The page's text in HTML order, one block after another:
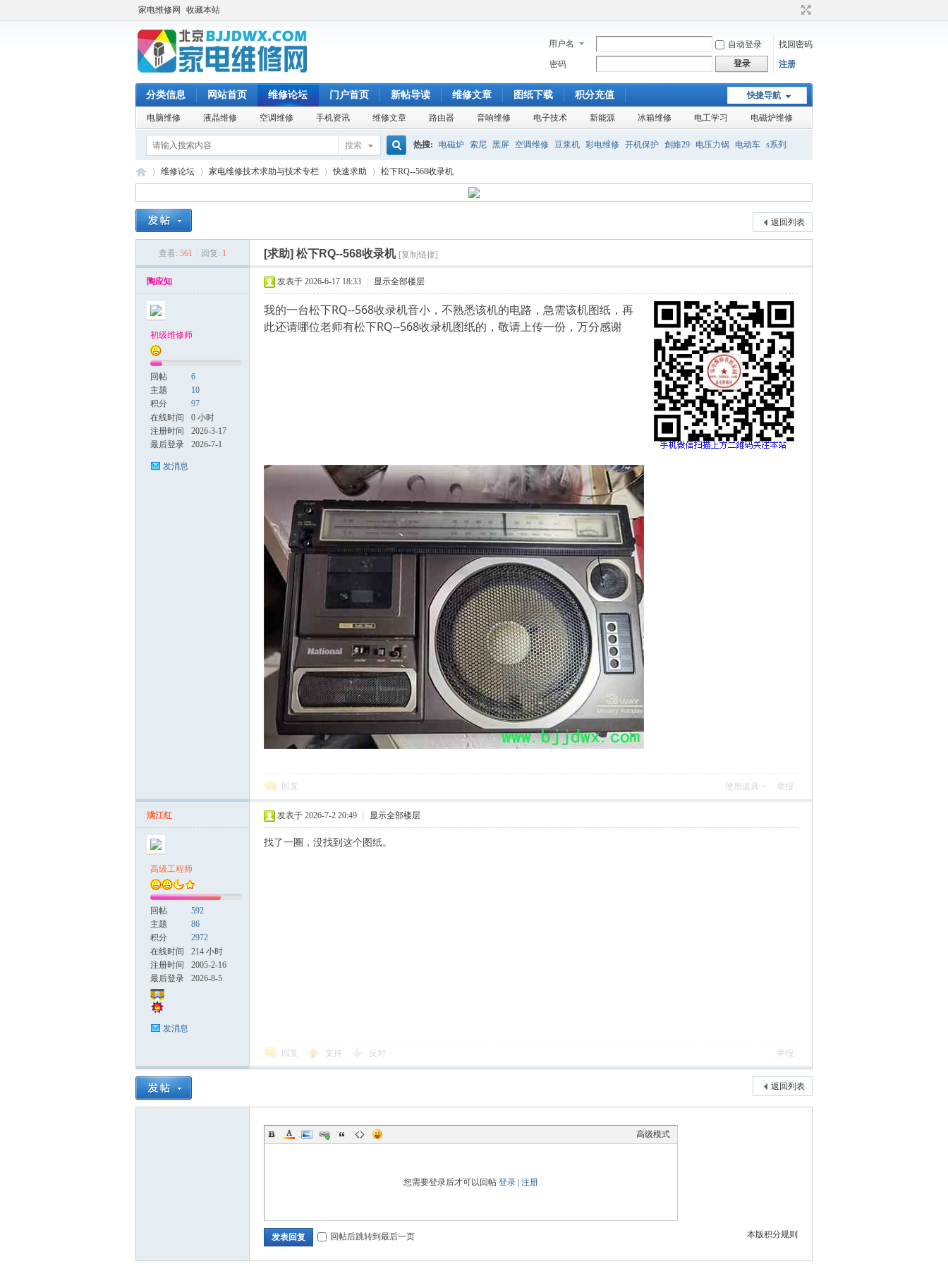
家电维修网 收藏本站
用户名 自动登录
找回密码
密码
登录 注册
快捷导航
分类信息 网站首页 维修论坛 门户首页 新帖导读 维修文章 图纸下载 积分充值
电脑维修 液晶维修 空调维修 手机资讯 维修文章 路由器 音响维修 电子技术 新能源 冰箱维修 电工学习 电磁炉维修
搜索
搜
热搜: 电磁炉 索尼 黑屏 空调维修 豆浆机 彩电维修 开机保护 創維29 电压力锅 电动车 s系列
杂牌电视 康佳SA
家 »
维修论坛 家电维修技术求助与技术专栏 快速求助 松下RQ--568收录机
返回列表
查看: 561 回复: 1 [求助] 松下RQ--568收录机 [复制链接]
陶应知
初级维修师
回帖
6
主题
10
积分
97
在线时间
0 小时
注册时间
2026-3-17
最后登录
2026-7-1
发消息
发表于 2026-6-17 18:33 显示全部楼层
我的一台松下RQ--568收录机音小，不熟悉该机的电路，急需该机图纸，再
此还请哪位老师有松下RQ--568收录机图纸的，敬请上传一份，万分感谢
回复 使用道具 举报
满江红
高级工程师
回帖
592
主题
86
积分
2972
在线时间
214 小时
注册时间
2005-2-16
最后登录
2026-8-5
发消息
发表于 2026-7-2 20:49 显示全部楼层
找了一圈，没找到这个图纸。
回复 支持 反对 举报
返回列表
高级模式
您需要登录后才可以回帖 登录 注册
本版积分规则
发表回复 回帖后跳转到最后一页